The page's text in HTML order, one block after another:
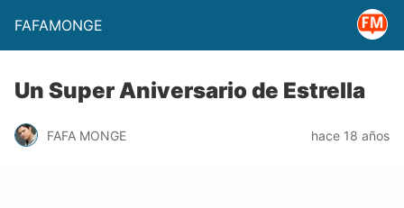
FAFAMONGE
Un Super Aniversario de Estrella
FAFA MONGE hace 18 años